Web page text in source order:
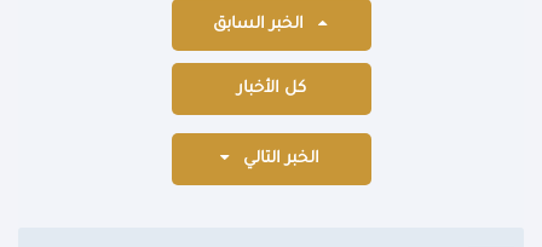
الخبر السابق
كل الأخبار
الخبر التالي